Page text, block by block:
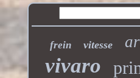
frein vitesse
vivaro